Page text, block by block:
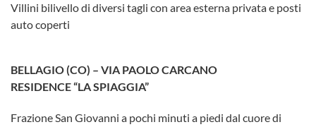
Villini bilivello di diversi tagli con area esterna privata e posti
auto coperti
BELLAGIO (CO) – VIA PAOLO CARCANO
RESIDENCE “LA SPIAGGIA”
Frazione San Giovanni a pochi minuti a piedi dal cuore di